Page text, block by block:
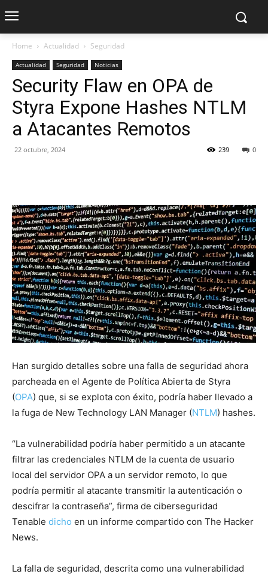
Home Actualidad Seguridad
Actualidad Seguridad Noticias
Security Flaw en OPA de
Styra Expone Hashes NTLM
a Atacantes Remotos
22 octubre, 2024 0
239
Han surgido detalles sobre una falla de seguridad ahora
parcheada en el Agente de Política Abierta de Styra
(OPA) que, si se explota con éxito, podría haber llevado a
la fuga de New Technology LAN Manager (NTLM) hashes.
“La vulnerabilidad podría haber permitido a un atacante
filtrar las credenciales NTLM de la cuenta de usuario
local del servidor OPA a un servidor remoto, lo que
podría permitir al atacante transmitir la autenticación o
descifrar la contraseña”, firma de ciberseguridad
Tenable dicho en un informe compartido con The Hacker
News.
La falla de seguridad, descrita como una vulnerabilidad